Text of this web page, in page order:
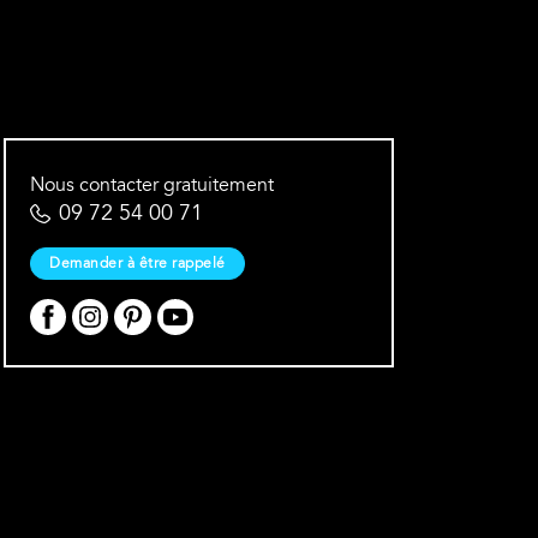
Nous contacter gratuitement
09 72 54 00 71
Demander à être rappelé